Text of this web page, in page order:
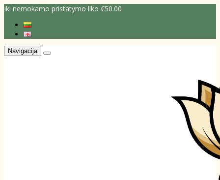
Iki nemokamo pristatymo liko €50.00
Navigacija